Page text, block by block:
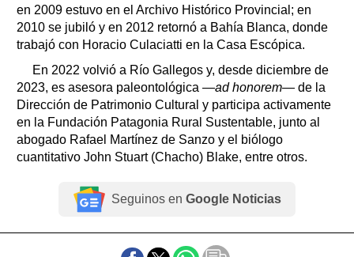
en 2009 estuvo en el Archivo Histórico Provincial; en
2010 se jubiló y en 2012 retornó a Bahía Blanca, donde
trabajó con Horacio Culaciatti en la Casa Escópica.
En 2022 volvió a Río Gallegos y, desde diciembre de
2023, es asesora paleontológica —ad honorem— de la
Dirección de Patrimonio Cultural y participa activamente
en la Fundación Patagonia Rural Sustentable, junto al
abogado Rafael Martínez de Sanzo y el biólogo
cuantitativo John Stuart (Chacho) Blake, entre otros.
Seguinos en Google Noticias